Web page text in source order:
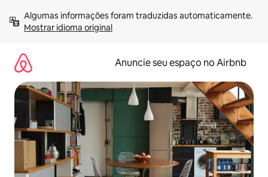
para
Mostrar idioma original
Anuncie seu espaço no Airbnb